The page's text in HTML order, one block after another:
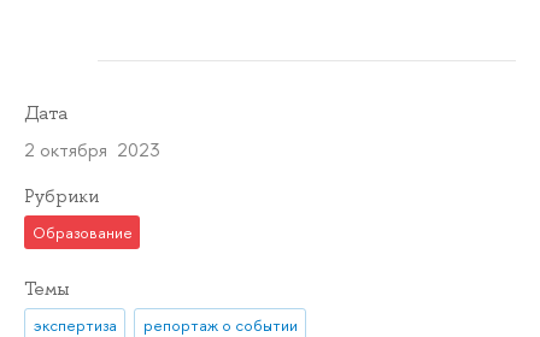
Дата
2 октября 2023
Рубрики
Образование
Темы
экспертиза
репортаж о событии